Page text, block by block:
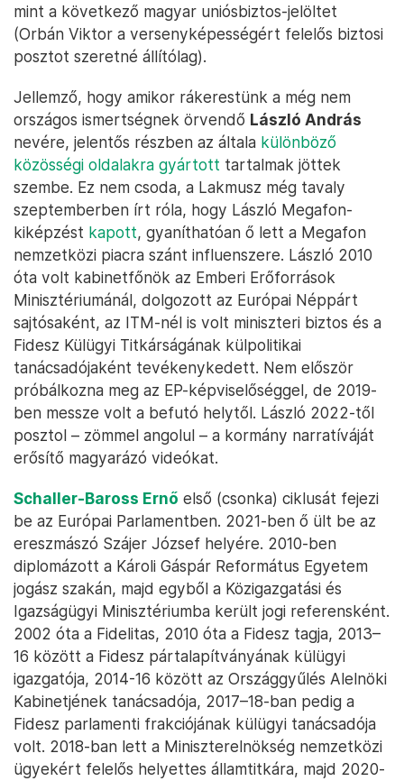
mint a következő magyar uniósbiztos-jelöltet
(Orbán Viktor a versenyképességért felelős biztosi
posztot szeretné állítólag).
Jellemző, hogy amikor rákerestünk a még nem
országos ismertségnek örvendő László András
nevére, jelentős részben az általa különböző
közösségi oldalakra gyártott tartalmak jöttek
szembe. Ez nem csoda, a Lakmusz még tavaly
szeptemberben írt róla, hogy László Megafon-
kiképzést kapott, gyaníthatóan ő lett a Megafon
nemzetközi piacra szánt influenszere. László 2010
óta volt kabinetfőnök az Emberi Erőforrások
Minisztériumánál, dolgozott az Európai Néppárt
sajtósaként, az ITM-nél is volt miniszteri biztos és a
Fidesz Külügyi Titkárságának külpolitikai
tanácsadójaként tevékenykedett. Nem először
próbálkozna meg az EP-képviselőséggel, de 2019-
ben messze volt a befutó helytől. László 2022-től
posztol – zömmel angolul – a kormány narratíváját
erősítő magyarázó videókat.
Schaller-Baross Ernő első (csonka) ciklusát fejezi
be az Európai Parlamentben. 2021-ben ő ült be az
ereszmászó Szájer József helyére. 2010-ben
diplomázott a Károli Gáspár Református Egyetem
jogász szakán, majd egyből a Közigazgatási és
Igazságügyi Minisztériumba került jogi referensként.
2002 óta a Fidelitas, 2010 óta a Fidesz tagja, 2013–
16 között a Fidesz pártalapítványának külügyi
igazgatója, 2014-16 között az Országgyűlés Alelnöki
Kabinetjének tanácsadója, 2017–18-ban pedig a
Fidesz parlamenti frakciójának külügyi tanácsadója
volt. 2018-ban lett a Miniszterelnökség nemzetközi
ügyekért felelős helyettes államtitkára, majd 2020-